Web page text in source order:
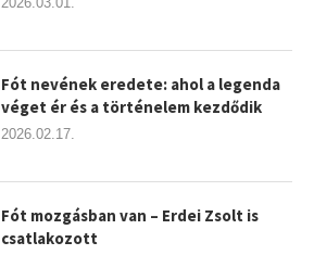
Fót nevének eredete: ahol a legenda
véget ér és a történelem kezdődik
2026.02.17.
Fót mozgásban van – Erdei Zsolt is
csatlakozott